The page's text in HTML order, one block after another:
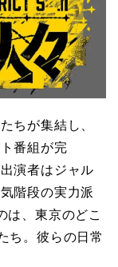
ちが集結し、
番組が完
演者はジャル
階段の実力派
は、東京のどこ
ち。彼らの日常